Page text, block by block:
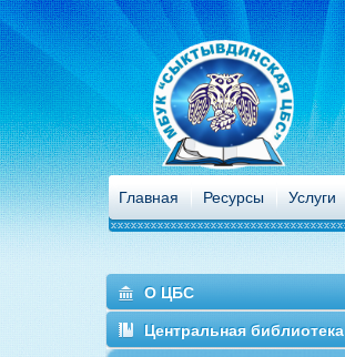
Главная Ресурсы Услуги
О ЦБС
Центральная библиотека